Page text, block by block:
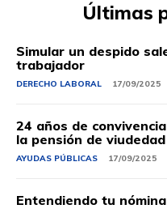
Últimas
Simular un despido
trabajador
DERECHO LABORAL 17/09/2025
24 años de
la pensión de viudedad
AYUDAS PÚBLICAS 17/09/2025
Entendiendo tu nómina